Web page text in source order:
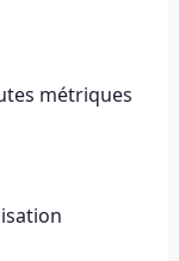
métriques